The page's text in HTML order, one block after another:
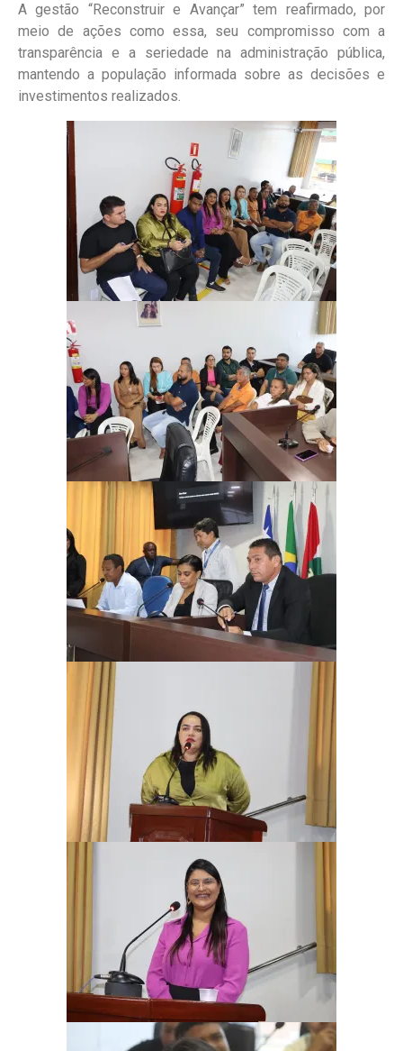
A gestão “Reconstruir e Avançar” tem reafirmado, por
meio de ações como essa, seu compromisso com a
transparência e a seriedade na administração pública,
mantendo a população informada sobre as decisões e
investimentos realizados.